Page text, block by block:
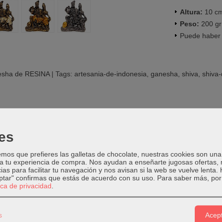
Altura: 10
Peso: 200 gr
Puede
de RESINA| Tags: artesania-de-indonesia ganesha shiva
el Amistoso». Tercera divinidad de la Trimûrti hindú,
y la destrucción. Como destructor de la ignorancia, es una
Śánkara, Iśâna, Viśvanâtha, Kedâr(a)-nâth(a) y Natarâja,
«Śiva señor de la danza» o «Śiva danzante». Se le representa
guru de todos los guru, destructor de lo mundano, preservador
la Trimurti; Shiva, Parvati y Ganesh trabajado a mano
que prefieres las galletas de chocolate, nuestras cookies son
tu experiencia de compra. Nos ayudan a enseñarte jugosas ofertas,
para facilitar tu navegación y nos avisan si la web se vuelve lenta.
confirmas que estás de acuerdo con su uso. Para saber más,
de privacidad